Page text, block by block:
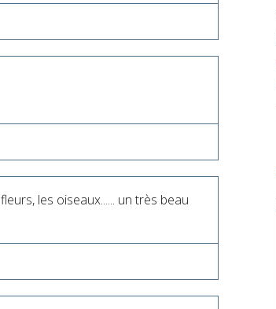
les oiseaux...... un très beau